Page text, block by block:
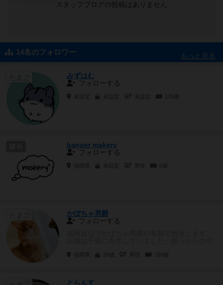
スタッフブログの投稿はありません
14名のフォロワー もっと見る
みずはむ
フォローする
未設定 未設定 未設定 125個
banger makery
フォローする
未設定
かぼちゃ男爵
フォローする
39歳
とらんす